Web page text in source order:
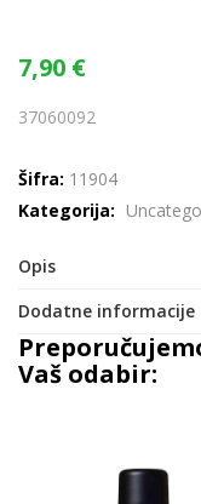
7,90 €
37060092
Šifra: 11904
Kategorija:
Opis
Dodatne informacije
Vaš odabir: